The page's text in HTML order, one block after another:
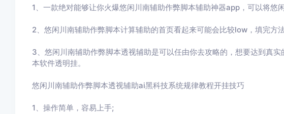
1、一款绝对能够让你火爆悠闲川南辅助作弊脚本辅助神器app，可以将悠
2、 悠闲川南辅助作弊脚本计算辅助的首页看起来可能会比较low，填完方
3、 悠闲川南辅助作弊脚本透视辅助是可以任由你去攻略的，想要达到真
本软件透明挂。
悠闲川南辅助作弊脚本透视辅助ai黑科技系统规律教程开挂技巧
1、操作简单，容易上手;